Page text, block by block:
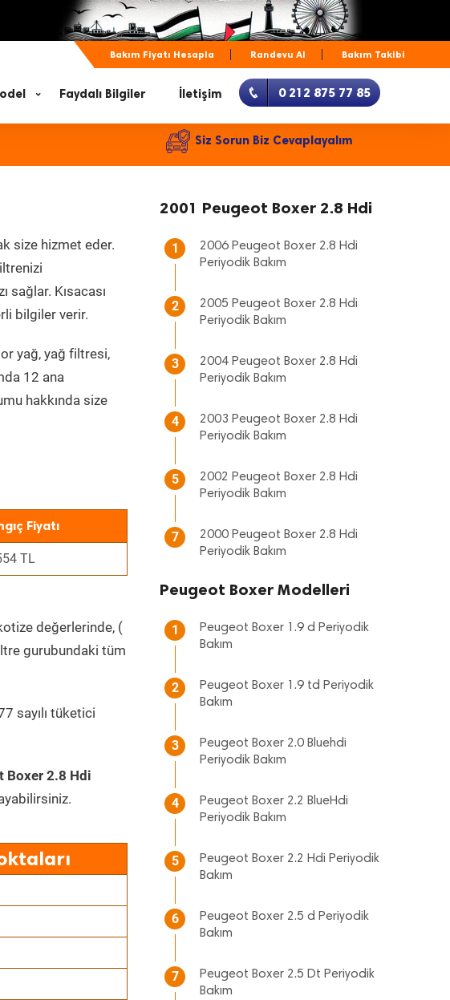
Bakım Fiyatı Hesapla Randevu Al Bakım Takibi
Faydalı Bilgiler İletişim 0 212 875 77 85
Siz Sorun Biz Cevaplayalım
size hizmet eder.
sağlar. Kısacası
bilgiler verir.
yağ, yağ filtresi,
12 ana
hakkında size
Fiyatı
TL
değerlerinde, (
gurubundaki tüm
sayılı tüketici
Boxer 2.8 Hdi
2001 Peugeot Boxer 2.8 Hdi
1
2006 Peugeot Boxer 2.8 Hdi
Periyodik Bakım
2
2005 Peugeot Boxer 2.8 Hdi
Periyodik Bakım
3
2004 Peugeot Boxer 2.8 Hdi
Periyodik Bakım
4
2003 Peugeot Boxer 2.8 Hdi
Periyodik Bakım
5
2002 Peugeot Boxer 2.8 Hdi
Periyodik Bakım
7
2000 Peugeot Boxer 2.8 Hdi
Periyodik Bakım
Peugeot Boxer Modelleri
1
Peugeot Boxer 1.9 d Periyodik
Bakım
2
Peugeot Boxer 1.9 td Periyodik
Bakım
3
Peugeot Boxer 2.0 Bluehdi
Periyodik Bakım
4
Peugeot Boxer 2.2 BlueHdi
Periyodik Bakım
5
Peugeot Boxer 2.2 Hdi Periyodik
Bakım
6
Peugeot Boxer 2.5 d Periyodik
Bakım
7
Peugeot Boxer 2.5 Dt Periyodik
Bakım